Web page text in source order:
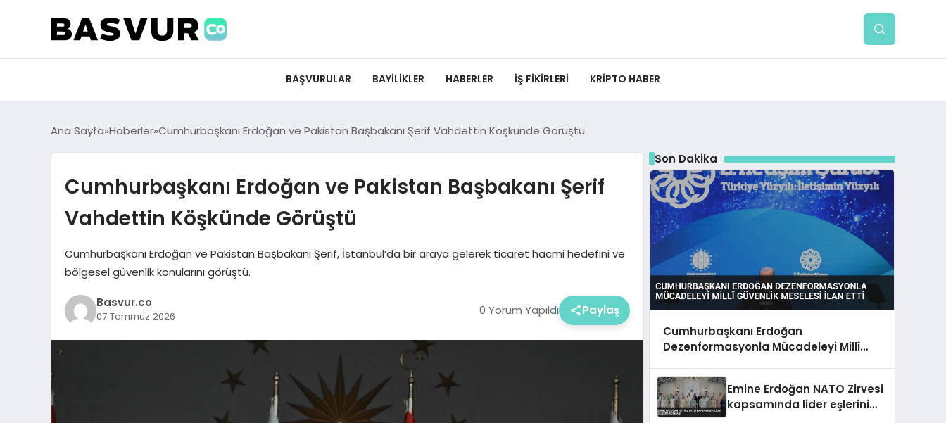
BAŞVURULAR BAYILIKLER HABERLER İŞ FIKIRLERI KRIPTO HABER
Ana Sayfa Haberler Cumhurbaşkanı Erdoğan ve Pakistan Başbakanı Şerif Vahdettin Köşkünde Görüştü
Cumhurbaşkanı Erdoğan ve Pakistan Başbakanı Şerif
Vahdettin Köşkünde Görüştü
Cumhurbaşkanı Erdoğan ve Pakistan Başbakanı Şerif, İstanbul’da bir araya gelerek ticaret hacmi hedefini ve
bölgesel güvenlik konularını görüştü.
Basvur.co
07 Temmuz 2026 0 Yorum Yapıldı Paylaş
Son Dakika
Cumhurbaşkanı Erdoğan
Dezenformasyonla Mücadeleyi Millî
Emine Erdoğan NATO Zirvesi
kapsamında lider eşlerini